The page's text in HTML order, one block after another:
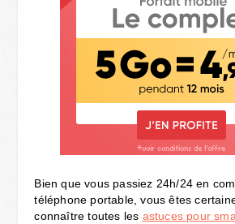
Bien que vous passiez 24h/24 en
téléphone portable, vous êtes
connaître toutes les astuces pour